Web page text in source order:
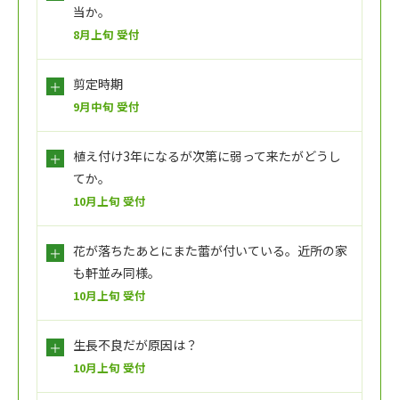
当か。
8月上旬 受付
剪定時期
9月中旬 受付
植え付け3年になるが次第に弱って来たがどうし
てか。
10月上旬 受付
花が落ちたあとにまた蕾が付いている。近所の家
も軒並み同様。
10月上旬 受付
生長不良だが原因は？
10月上旬 受付